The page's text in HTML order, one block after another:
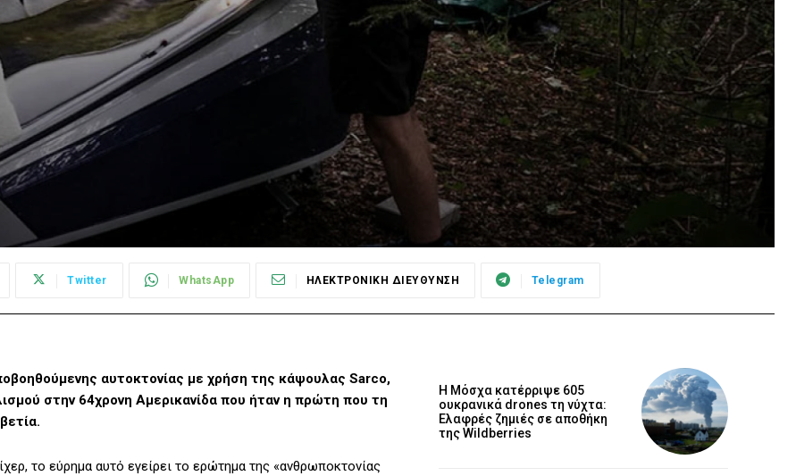
Twitter WhatsApp ΗΛΕΚΤΡΟΝΙΚΗ ΔΙΕΥΘΥΝΣΗ Telegram
αυτοκτονίας με χρήση της κάψουλας Sarco,
στην 64χρονη Αμερικανίδα που ήταν η πρώτη που τη
το εύρημα αυτό εγείρει το ερώτημα της «ανθρωποκτονίας
Η Μόσχα κατέρριψε 605
ουκρανικά drones τη νύχτα:
Ελαφρές ζημιές σε αποθήκη
της Wildberries